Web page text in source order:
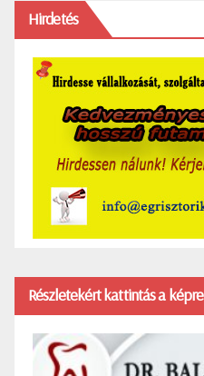
Hirdetés
Részletekért kattintás a képre